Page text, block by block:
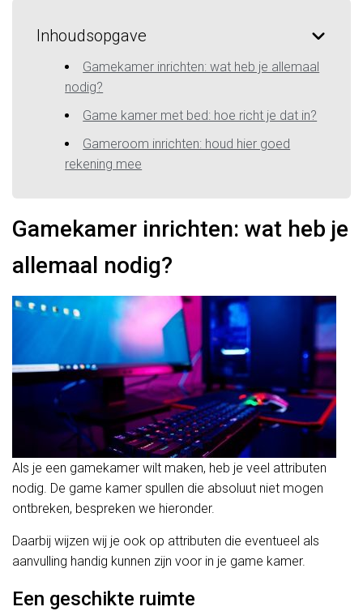
Inhoudsopgave
Gamekamer inrichten: wat heb je allemaal
nodig?
Game kamer met bed: hoe richt je dat in?
Gameroom inrichten: houd hier goed
rekening mee
Gamekamer inrichten: wat heb je
allemaal nodig?
Als je een gamekamer wilt maken, heb je veel attributen
nodig. De game kamer spullen die absoluut niet mogen
ontbreken, bespreken we hieronder.
Daarbij wijzen wij je ook op attributen die eventueel als
aanvulling handig kunnen zijn voor in je game kamer.
Een geschikte ruimte